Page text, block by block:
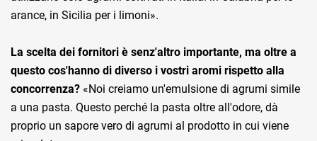
arance, in Sicilia per i limoni».
La scelta dei fornitori è senz'altro importante, ma oltre a
questo cos'hanno di diverso i vostri aromi rispetto alla
concorrenza? «Noi creiamo un'emulsione di agrumi simile
a una pasta. Questo perché la pasta oltre all'odore, dà
proprio un sapore vero di agrumi al prodotto in cui viene